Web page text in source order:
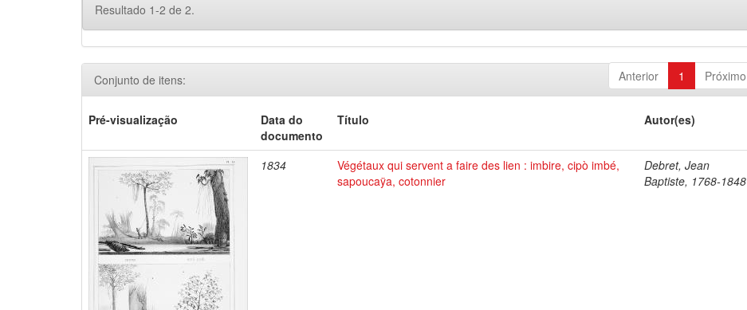
Resultado 1-2 de 2.
Anterior 1 Próximo
Conjunto de itens:
Pré-visualização
Data do
documento
Título Autor(es)
1834
Végétaux qui servent a faire des lien : imbire, cipò imbé,
sapoucaÿa, cotonnier
Debret, Jean
Baptiste, 1768-1848